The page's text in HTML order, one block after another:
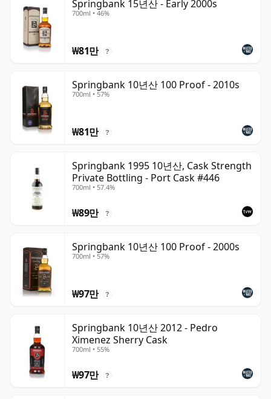
Springbank 15년산 - Early 2000s
700ml • 46%
₩81만 ?
Springbank 10년산 100 Proof - 2010s
700ml • 57%
₩81만 ?
Springbank 1995 10년산, Cask Strength
Private Bottling - Port Cask #446
700ml • 57.4%
₩89만 ?
Springbank 10년산 100 Proof - 2000s
700ml • 57%
₩97만 ?
Springbank 10년산 2012 - Pedro
Ximenez Sherry Cask
700ml • 55%
₩97만 ?